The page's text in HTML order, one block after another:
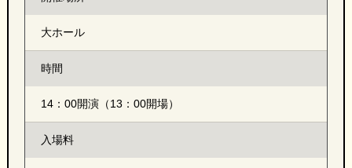
大ホール
時間
14：00開演（13：00開場）
入場料